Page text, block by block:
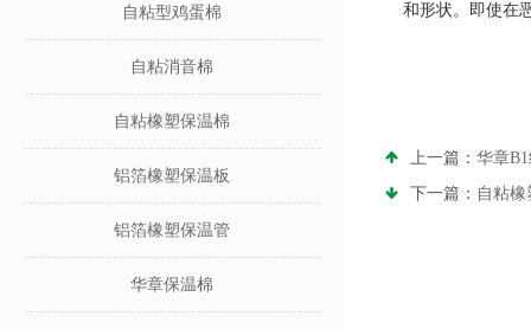
自粘型鸡蛋棉
自粘消音棉
自粘橡塑保温棉
铝箔橡塑保温板
铝箔橡塑保温管
华章保温棉
和形状。即使在
上一篇： 华章
下一篇： 自粘